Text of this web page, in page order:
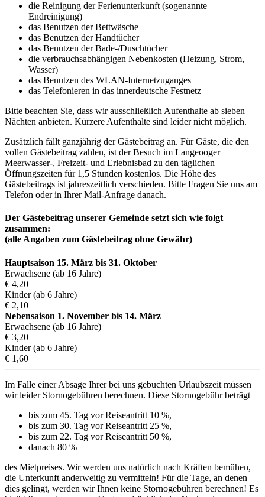
die Reinigung der Ferienunterkunft (sogenannte
Endreinigung)
das Benutzen der Bettwäsche
das Benutzen der Handtücher
das Benutzen der Bade-/Duschtücher
die verbrauchsabhängigen Nebenkosten (Heizung, Strom,
Wasser)
das Benutzen des WLAN-Internetzuganges
das Telefonieren in das innerdeutsche Festnetz
Bitte beachten Sie, dass wir ausschließlich Aufenthalte ab sieben
Nächten anbieten. Kürzere Aufenthalte sind leider nicht möglich.
Zusätzlich fällt ganzjährig der Gästebeitrag an. Für Gäste, die den
vollen Gästebeitrag zahlen, ist der Besuch im Langeooger
Meerwasser-, Freizeit- und Erlebnisbad zu den täglichen
Öffnungszeiten für 1,5 Stunden kostenlos. Die Höhe des
Gästebeitrags ist jahreszeitlich verschieden. Bitte Fragen Sie uns am
Telefon oder in Ihrer Mail-Anfrage danach.
Der Gästebeitrag unserer Gemeinde setzt sich wie folgt
zusammen:
(alle Angaben zum Gästebeitrag ohne Gewähr)
Hauptsaison 15. März bis 31. Oktober
Erwachsene (ab 16 Jahre)
€ 4,20
Kinder (ab 6 Jahre)
€ 2,10
Nebensaison 1. November bis 14. März
Erwachsene (ab 16 Jahre)
€ 3,20
Kinder (ab 6 Jahre)
€ 1,60
Im Falle einer Absage Ihrer bei uns gebuchten Urlaubszeit müssen
wir leider Stornogebühren berechnen. Diese Stornogebühr beträgt
bis zum 45. Tag vor Reiseantritt 10 %,
bis zum 30. Tag vor Reiseantritt 25 %,
bis zum 22. Tag vor Reiseantritt 50 %,
danach 80 %
des Mietpreises. Wir werden uns natürlich nach Kräften bemühen,
die Unterkunft anderweitig zu vermitteln! Für die Tage, an denen
dies gelingt, werden wir Ihnen keine Stornogebühren berechnen! Es